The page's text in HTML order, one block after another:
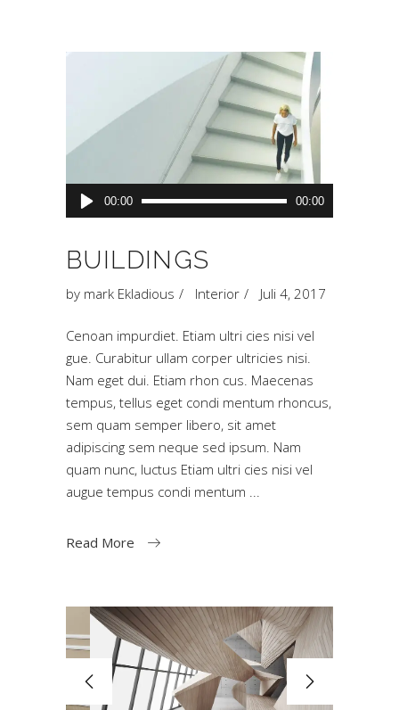
Audio-
Player
00:00 00:00
BUILDINGS
by mark Ekladious Interior Juli 4, 2017
Cenoan impurdiet. Etiam ultri cies nisi vel
gue. Curabitur ullam corper ultricies nisi.
Nam eget dui. Etiam rhon cus. Maecenas
tempus, tellus eget condi mentum rhoncus,
sem quam semper libero, sit amet
adipiscing sem neque sed ipsum. Nam
quam nunc, luctus Etiam ultri cies nisi vel
augue tempus condi mentum
Read More